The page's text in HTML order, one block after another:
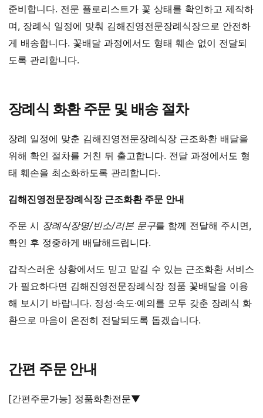
준비합니다. 전문 플로리스트가 꽃 상태를 확인하고 제작하
며, 장례식 일정에 맞춰 김해진영전문장례식장으로 안전하
게 배송합니다. 꽃배달 과정에서도 형태 훼손 없이 전달되
도록 관리합니다.
장례식 화환 주문 및 배송 절차
장례 일정에 맞춘 김해진영전문장례식장 근조화환 배달을
위해 확인 절차를 거친 뒤 출고합니다. 전달 과정에서도 형
태 훼손을 최소화하도록 관리합니다.
김해진영전문장례식장 근조화환 주문 안내
주문 시 장례식장명/빈소/리본 문구를 함께 전달해 주시면,
확인 후 정중하게 배달해드립니다.
갑작스러운 상황에서도 믿고 맡길 수 있는 근조화환 서비스
가 필요하다면 김해진영전문장례식장 정품 꽃배달을 이용
해 보시기 바랍니다. 정성·속도·예의를 모두 갖춘 장례식 화
환으로 마음이 온전히 전달되도록 돕겠습니다.
간편 주문 안내
[간편주문가능] 정품화환전문▼